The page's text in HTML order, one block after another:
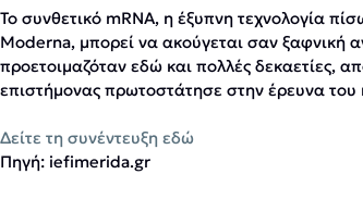
Το συνθετικό mRNA, η έξυπνη τεχνολογία
Moderna, μπορεί να ακούγεται σαν ξαφνική
προετοιμαζόταν εδώ και πολλές δεκαετίες,
επιστήμονας πρωτοστάτησε στην έρευνα του
Δείτε τη συνέντευξη εδώ
Πηγή: iefimerida.gr